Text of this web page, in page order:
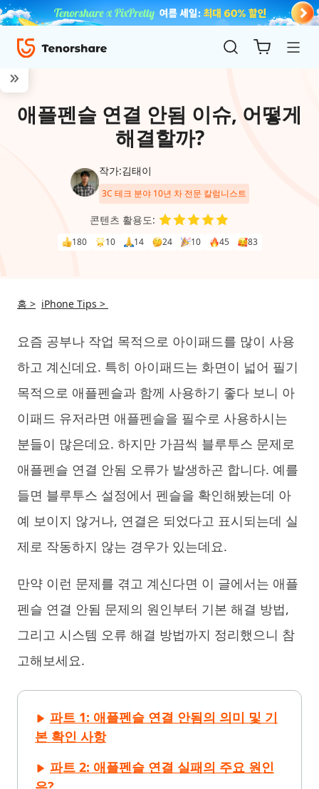
for iOS
iOS
iAnyGo
애플펜슬 연결 안됨 이슈, 어떻게
해결할까?
작가:김태이
3C 테크 분야 10년 차 전문 칼럼니스트
콘텐츠 활용도:
180 10 14 24 10 45 83
홈 > iPhone Tips >
요즘 공부나 작업 목적으로 아이패드를 많이 사용
하고 계신데요. 특히 아이패드는 화면이 넓어 필기
목적으로 애플펜슬과 함께 사용하기 좋다 보니 아
이패드 유저라면 애플펜슬을 필수로 사용하시는
분들이 많은데요. 하지만 가끔씩 블루투스 문제로
애플펜슬 연결 안됨 오류가 발생하곤 합니다. 예를
들면 블루투스 설정에서 펜슬을 확인해봤는데 아
예 보이지 않거나, 연결은 되었다고 표시되는데 실
제로 작동하지 않는 경우가 있는데요.
만약 이런 문제를 겪고 계신다면 이 글에서는 애플
펜슬 연결 안됨 문제의 원인부터 기본 해결 방법,
그리고 시스템 오류 해결 방법까지 정리했으니 참
고해보세요.
파트 1: 애플펜슬 연결 안됨의 의미 및 기
본 확인 사항
파트 2: 애플펜슬 연결 실패의 주요 원인